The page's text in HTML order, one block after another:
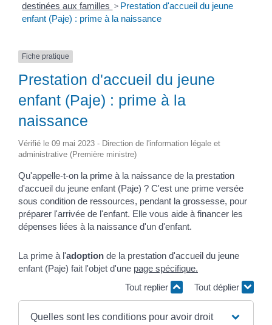
destinées aux familles > Prestation d'accueil du jeune
enfant (Paje) : prime à la naissance
Fiche pratique
Prestation d'accueil du jeune
enfant (Paje) : prime à la
naissance
Vérifié le 09 mai 2023 - Direction de l'information légale et
administrative (Première ministre)
Qu'appelle-t-on la prime à la naissance de la prestation
d'accueil du jeune enfant (Paje) ? C'est une prime versée
sous condition de ressources, pendant la grossesse, pour
préparer l'arrivée de l'enfant. Elle vous aide à financer les
dépenses liées à la naissance d'un d'enfant.
La prime à l'adoptionde la prestation d'accueil du jeune
enfant (Paje) fait l'objet d'une page spécifique.
Tout replier
Tout déplier
Quelles sont les conditions pour avoir droit